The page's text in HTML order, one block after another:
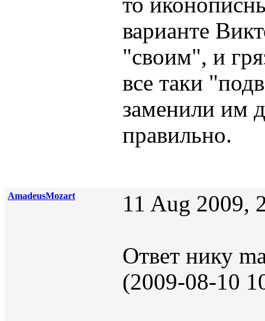
варианте
"своим", и
все таки
заменили им
правильно.
AmadeusMozart 11 Aug 2009,
Ответ нику
(2009-08-10